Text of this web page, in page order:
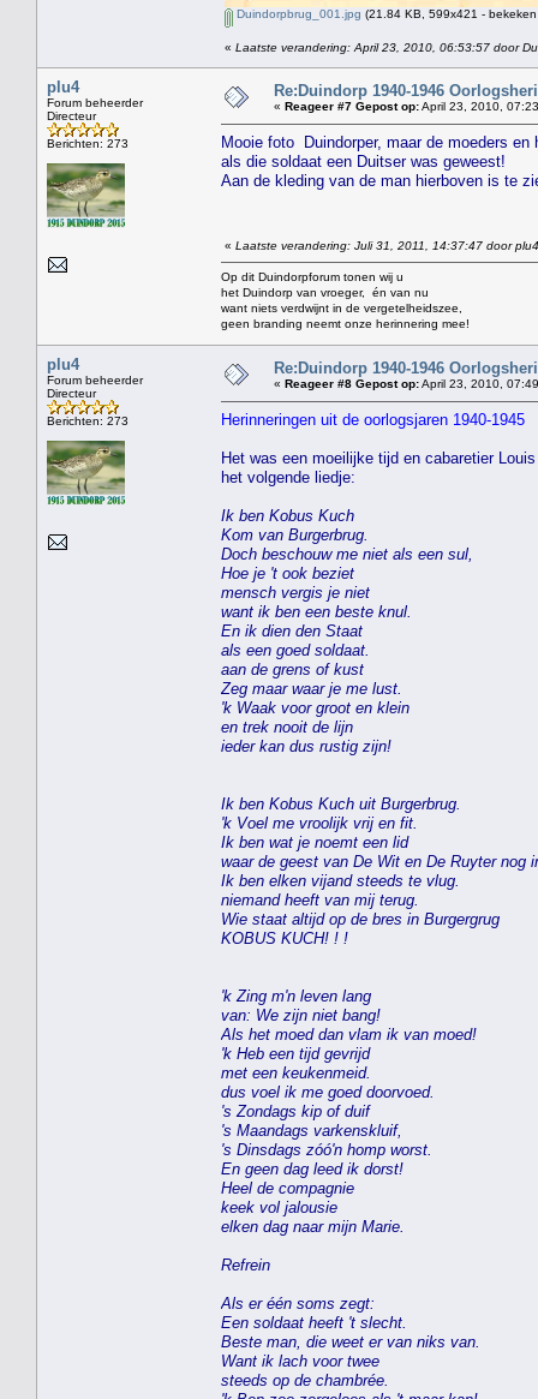
Duindorpbrug_001.jpg (21.84 KB, 599x421 -
« Laatste verandering: April 23, 2010, 06:53:57 door
plu4
Forum beheerder
Directeur
Berichten: 273
Re:Duindorp 1940-1946
« Reageer #7 Gepost op:April 23, 2010,
Mooie foto Duindorper, maar de moeders
als die soldaat een Duitser was geweest!
Aan de kleding van de man hierboven is te
« Laatste verandering: Juli 31, 2011, 14:37:47 door plu4
Op dit Duindorpforum tonen wij u
het Duindorp van vroeger, én van nu
want niets verdwijnt in de vergetelheidszee,
geen branding neemt onze herinnering mee!
plu4
Forum beheerder
Directeur
Berichten: 273
Re:Duindorp 1940-1946
« Reageer #8 Gepost op:April 23, 2010,
Herinneringen uit de oorlogsjaren 1940-1945
Het was een moeilijke tijd en cabaretier
het volgende liedje:
Ik ben Kobus Kuch
Kom van Burgerbrug.
Doch beschouw me niet als een sul,
Hoe je 't ook beziet
mensch vergis je niet
want ik ben een beste knul.
En ik dien den Staat
als een goed soldaat.
aan de grens of kust
Zeg maar waar je me lust.
'k Waak voor groot en klein
en trek nooit de lijn
ieder kan dus rustig zijn!
Ik ben Kobus Kuch uit Burgerbrug.
'k Voel me vroolijk vrij en fit.
Ik ben wat je noemt een lid
waar de geest van De Wit en De Ruyter nog
Ik ben elken vijand steeds te vlug.
niemand heeft van mij terug.
Wie staat altijd op de bres in Burgergrug
KOBUS KUCH! ! !
'k Zing m'n leven lang
van: We zijn niet bang!
Als het moed dan vlam ik van moed!
'k Heb een tijd gevrijd
met een keukenmeid.
dus voel ik me goed doorvoed.
's Zondags kip of duif
's Maandags varkenskluif,
's Dinsdags zóó'n homp worst.
En geen dag leed ik dorst!
Heel de compagnie
keek vol jalousie
elken dag naar mijn Marie.
Refrein
Als er één soms zegt:
Een soldaat heeft 't slecht.
Beste man, die weet er van niks van.
Want ik lach voor twee
steeds op de chambrée.